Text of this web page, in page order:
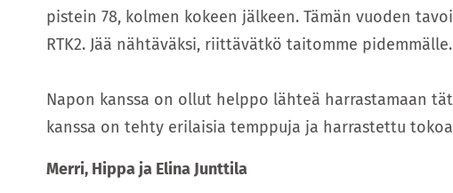
pistein 78, kolmen kokeen jälkeen. Tämän vuoden
RTK2. Jää nähtäväksi, riittävätkö taitomme pidemmälle.
Napon kanssa on ollut helppo lähteä harrastamaan
kanssa on tehty erilaisia temppuja ja harrastettu
Merri, Hippa ja Elina Junttila